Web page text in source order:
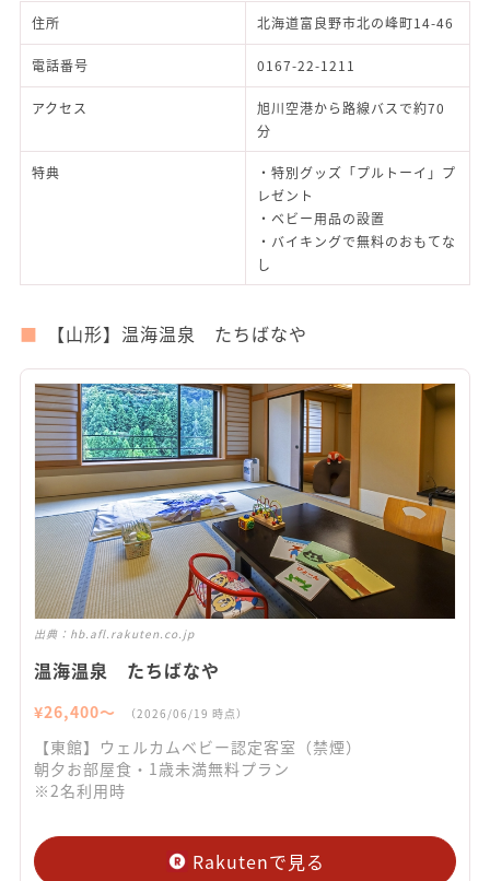
住所 北海道富良野市北の峰町14-46
電話番号 0167-22-1211
アクセス
旭川空港から路線バスで約70
分
特典
・特別グッズ「プルトーイ」プ
レゼント
・ベビー用品の設置
・バイキングで無料のおもてな
し
【山形】温海温泉 たちばなや
出典： hb.afl.rakuten.co.jp
温海温泉 たちばなや
¥26,400〜 （2026/06/19 時点）
【東館】ウェルカムベビー認定客室（禁煙）
朝夕お部屋食・1歳未満無料プラン
※2名利用時
Rakutenで見る